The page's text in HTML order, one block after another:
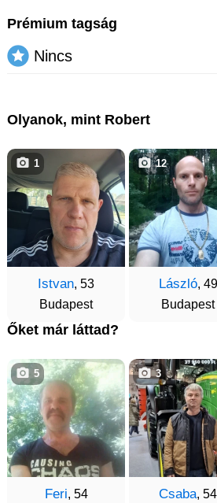
Prémium tagság
Nincs
Olyanok, mint Robert
Istvan, 53
Budapest
1
László, 49
Budapest
12
Őket már láttad?
Feri, 54
5
Csaba, 54
3